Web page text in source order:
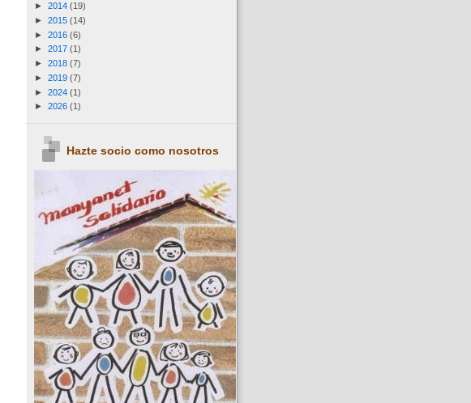
► 2014 (19)
► 2015 (14)
► 2016 (6)
► 2017 (1)
► 2018 (7)
► 2019 (7)
► 2024 (1)
► 2026 (1)
Hazte socio como nosotros